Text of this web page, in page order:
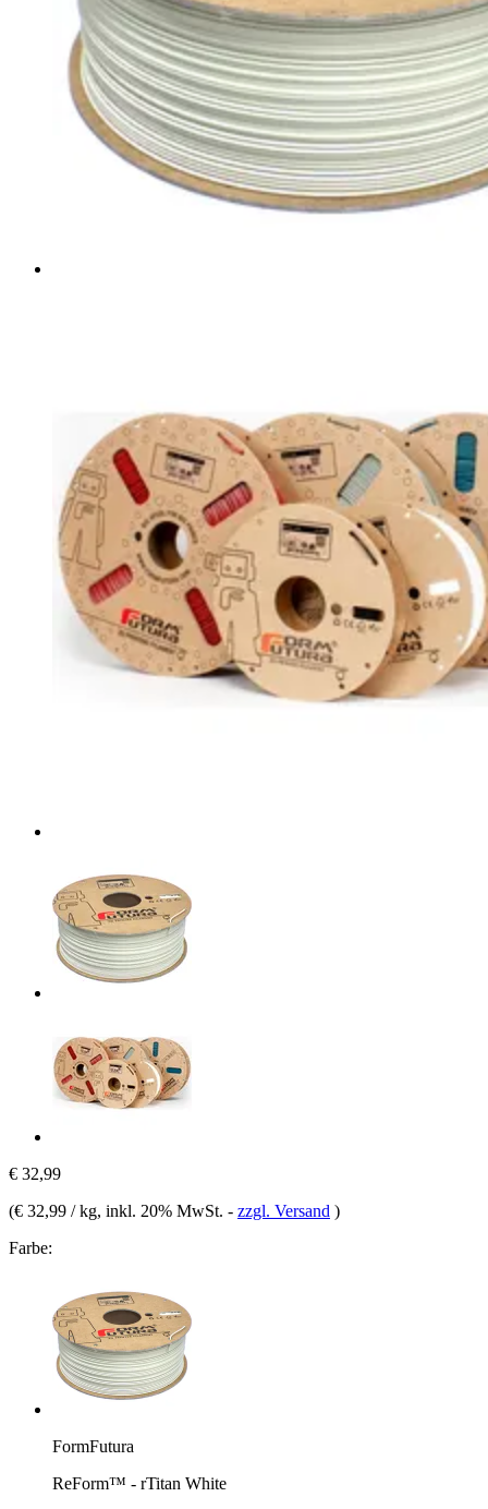
€ 32,99
(€ 32,99 / kg, inkl. 20% MwSt. - zzgl. Versand )
Farbe:
FormFutura
ReForm™ - rTitan White